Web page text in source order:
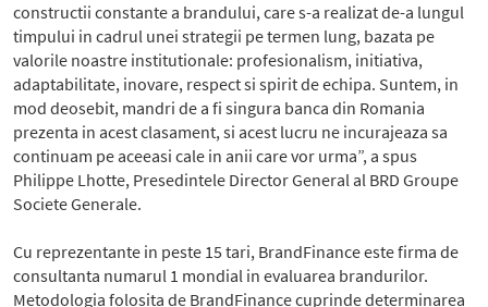
constructii constante a brandului, care s-a realizat de-a lungul
timpului in cadrul unei strategii pe termen lung, bazata pe
valorile noastre institutionale: profesionalism, initiativa,
adaptabilitate, inovare, respect si spirit de echipa. Suntem, in
mod deosebit, mandri de a fi singura banca din Romania
prezenta in acest clasament, si acest lucru ne incurajeaza sa
continuam pe aceeasi cale in anii care vor urma”, a spus
Philippe Lhotte, Presedintele Director General al BRD Groupe
Societe Generale.
Cu reprezentante in peste 15 tari, BrandFinance este firma de
consultanta numarul 1 mondial in evaluarea brandurilor.
Metodologia folosita de BrandFinance cuprinde determinarea